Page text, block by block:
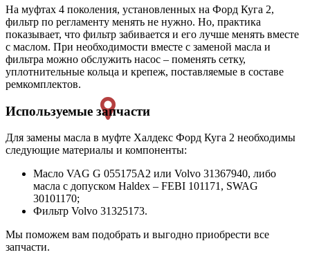
На муфтах 4 поколения, установленных на Форд Куга 2,
фильтр по регламенту менять не нужно. Но, практика
показывает, что фильтр забивается и его лучше менять вместе
с маслом. При необходимости вместе с заменой масла и
фильтра можно обслужить насос – поменять сетку,
уплотнительные кольца и крепеж, поставляемые в составе
ремкомплектов.
Используемые запчасти
Для замены масла в муфте Халдекс Форд Куга 2 необходимы
следующие материалы и компоненты:
Масло VAG G 055175A2 или Volvo 31367940, либо
масла с допуском Haldex – FEBI 101171, SWAG
30101170;
Фильтр Volvo 31325173.
Мы поможем вам подобрать и выгодно приобрести все
запчасти.